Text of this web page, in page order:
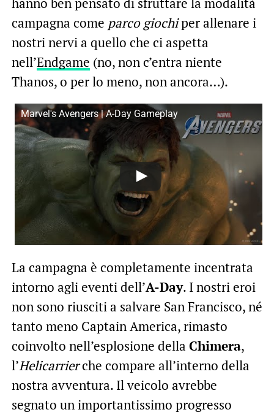
campagna come parco giochiper allenare i
nostri nervi a quello che ci aspetta
nell’Endgame (no, non c’entra niente
Thanos, o per lo meno, non ancora…).
Marvel's Avengers | A-Day Gameplay
La campagna è completamente incentrata
intorno agli eventi dell’A-Day. I nostri eroi
non sono riusciti a salvare San Francisco, né
tanto meno Captain America, rimasto
coinvolto nell’esplosione della Chimera,
l’Helicarrierche compare all’interno della
nostra avventura. Il veicolo avrebbe
segnato un importantissimo progresso